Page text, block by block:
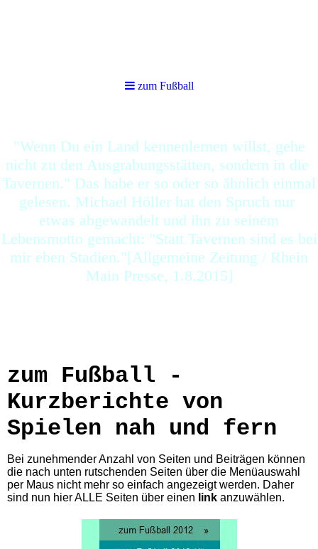
zum Fußball
"Wenn Du ein Land kennenlernen willst, gehe
nicht zu den Ausgrabungsstätten, sondern in die
Tavernen." Das habe er so oder so ähnlich einmal
gelesen. Michael Höller hat den Spruch nur
etwas abgewandelt und ihn zu seinem
Lebensmotto gemacht: "Statt Tavernen sind es bei
mir eben Stadien."[Allgemeine Zeitung / Rhein
Main Presse, 1.8.2015]
zum Fußball -
Kurzberichte von
Spielen nah und fern
Bei zunehmender Anzahl von Seiten und Beiträgen können
die nach unten rutschenden Seiten über die Menüauswahl
per Maus nicht mehr so einfach angezeigt werden. Daher
sind nun hier ALLE Seiten über einen link anzuwählen.
zum Fußball